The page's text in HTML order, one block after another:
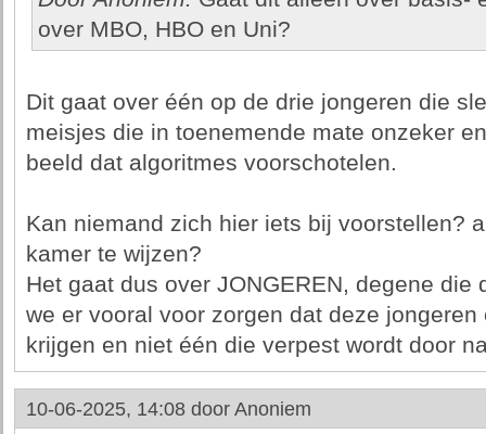
over MBO, HBO en Uni?
Dit gaat over één op de drie jongeren die
meisjes die in toenemende mate onzeker
beeld dat algoritmes voorschotelen.
Kan niemand zich hier iets bij voorstellen?
kamer te wijzen?
Het gaat dus over JONGEREN, degene die
we er vooral voor zorgen dat deze
krijgen en niet één die verpest wordt door
10-06-2025, 14:08 door Anoniem